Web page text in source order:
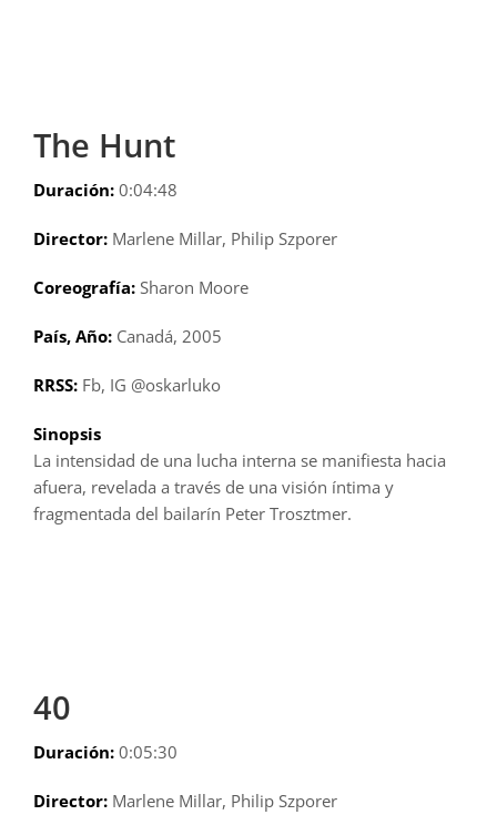
The Hunt
Duración: 0:04:48
Director:Marlene Millar, Philip Szporer
Coreografía:Sharon Moore
País, Año:Canadá, 2005
RRSS:Fb, IG @oskarluko
Sinopsis
La intensidad de una lucha interna se manifiesta hacia
afuera, revelada a través de una visión íntima y
fragmentada del bailarín Peter Trosztmer.
40
Duración: 0:05:30
Director:Marlene Millar, Philip Szporer